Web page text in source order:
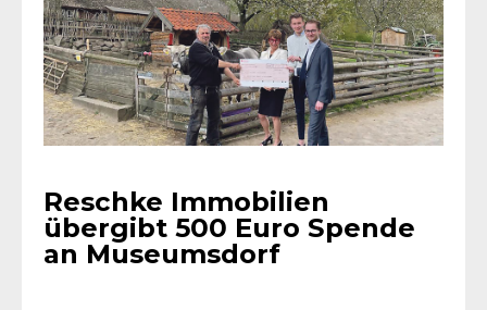
Reschke Immobilien
übergibt 500 Euro Spende
an Museumsdorf